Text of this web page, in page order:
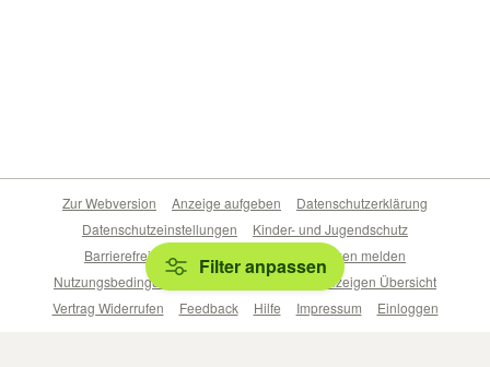
Filter anpassen
Zur Webversion Anzeige aufgeben
Datenschutzerklärung
Datenschutzeinstellungen
Kinder- und Jugendschutz
Barrierefreiheitserklärung
Sicherheitslücken melden
Nutzungsbedingungen
Beliebte Suchen
Anzeigen Übersicht
Vertrag Widerrufen
Feedback Hilfe Impressum Einloggen